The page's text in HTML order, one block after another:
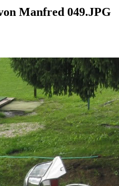
Manfred 049.JPG